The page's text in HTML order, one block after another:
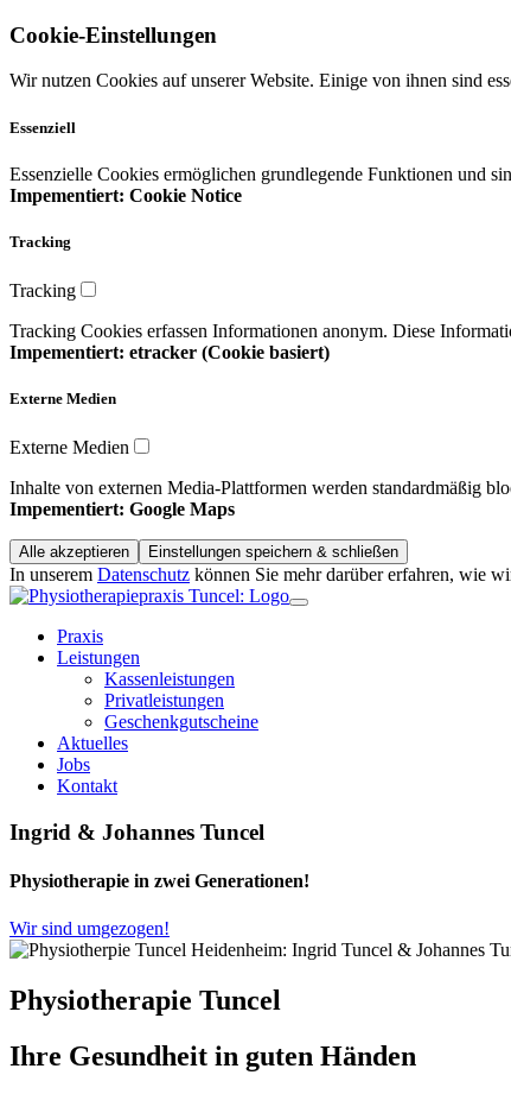
Cookie-Einstellungen
Wir nutzen Cookies auf unserer Website. Einige von ihnen sind
Essenziell
Essenzielle Cookies ermöglichen grundlegende Funktionen und
Impementiert: Cookie Notice
Tracking
Tracking
Tracking Cookies erfassen Informationen anonym. Diese
Impementiert: etracker (Cookie basiert)
Externe Medien
Externe Medien
Inhalte von externen Media-Plattformen werden standardmäßig
Impementiert: Google Maps
Alle akzeptieren Einstellungen speichern & schließen
In unserem Datenschutz können Sie mehr darüber erfahren, wie
Praxis
Leistungen
Kassenleistungen
Privatleistungen
Geschenkgutscheine
Aktuelles
Jobs
Kontakt
Ingrid & Johannes Tuncel
Physiotherapie in zwei Generationen!
Wir sind umgezogen!
Physiotherapie Tuncel
Ihre Gesundheit in guten Händen